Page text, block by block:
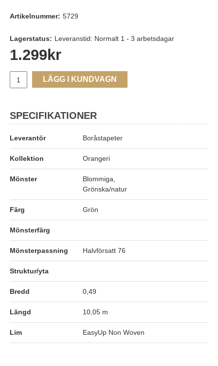
Artikelnummer: 5729
Lagerstatus: Leveranstid: Normalt 1 - 3 arbetsdagar
1.299 kr
LÄGG I KUNDVAGN
SPECIFIKATIONER
Leverantör Boråstapeter
Kollektion Orangeri
Mönster
Blommiga,
Grönska/natur
Färg Grön
Mönsterfärg
Mönsterpassning Halvförsatt 76
Struktur/yta
Bredd 0,49
Längd 10,05 m
Lim EasyUp Non Woven